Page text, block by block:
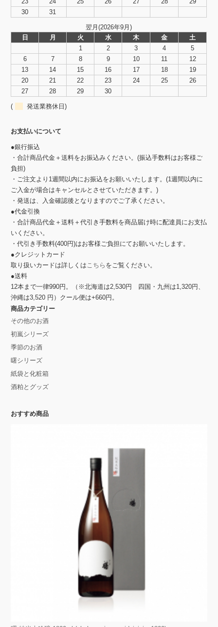
30
31
翌月(2026年9月)
日
月 火 水 木 金
土
1
2 3 4
5
6
7 8 9 10 11
12
13
14 15 16 17 18
19
20
21 22 23 24 25
26
27
28 29 30
( 発送業務休日)
お支払いについて
●銀行振込
・合計商品代金＋送料をお振込みください。(振込手数料はお客様ご
負担)
・ご注文より1週間以内にお振込をお願いいたします。(1週間以内に
ご入金が場合はキャンセルとさせていただきます。)
・発送は、入金確認後となりますのでご了承ください。
●代金引換
・合計商品代金＋送料＋代引き手数料を商品届け時に配達員にお支払
いください。
・代引き手数料(400円)はお客様ご負担にてお願いいたします。
●クレジットカード
取り扱いカードは詳しくはこちら をご覧ください。
●送料
12本まで一律990円。（※北海道は2,530円 四国・九州は1,320円、
沖縄は3,520 円）クール便は+660円。
商品カテゴリー
その他のお酒
初嵐シリーズ
季節のお酒
曙シリーズ
紙袋と化粧箱
酒粕とグッズ
おすすめ商品